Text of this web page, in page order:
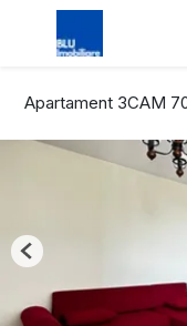
Apartament 3CAM
Previous